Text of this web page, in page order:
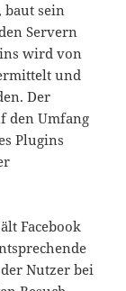
baut sein
Servern
wird von
und
Der
den Umfang
Plugins
Facebook
Nutzer bei